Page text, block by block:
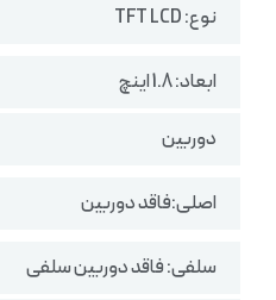
نوع: TFT LCD
ابعاد: 1.8 اینچ
دوربین
اصلی:فاقد دوربین
سلفی: فاقد دوربین سلفی